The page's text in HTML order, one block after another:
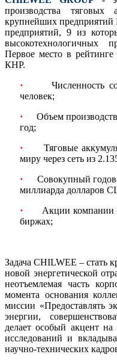
производства
крупнейших предприятий
предприятий, 9 из
высокотехнологичных
Первое место в
КНР.
·
Численность
человек;
·
Объем
год;
·
Тяговые
миру через сеть из
·
Совокупный
миллиарда долларов
·
Акции компании
биржах;
Задача CHILWEE – стать
новой энергетической
неотъемлемая часть
момента основания
миссии «Предоставлять
энергии,
делает особый акцент
исследований и
научно-технических